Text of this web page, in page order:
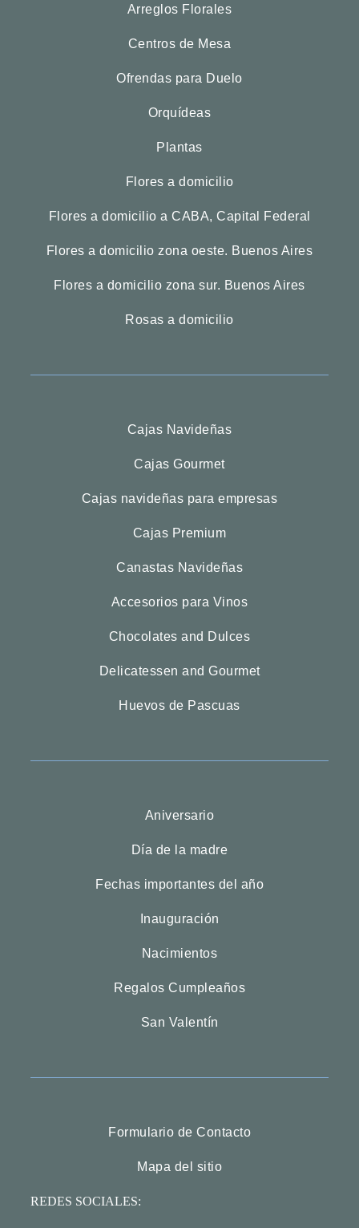
Arreglos Florales
Centros de Mesa
Ofrendas para Duelo
Orquídeas
Plantas
Flores a domicilio
Flores a domicilio a CABA, Capital Federal
Flores a domicilio zona oeste. Buenos Aires
Flores a domicilio zona sur. Buenos Aires
Rosas a domicilio
Cajas Navideñas
Cajas Gourmet
Cajas navideñas para empresas
Cajas Premium
Canastas Navideñas
Accesorios para Vinos
Chocolates and Dulces
Delicatessen and Gourmet
Huevos de Pascuas
Aniversario
Día de la madre
Fechas importantes del año
Inauguración
Nacimientos
Regalos Cumpleaños
San Valentín
Formulario de Contacto
Mapa del sitio
REDES SOCIALES: